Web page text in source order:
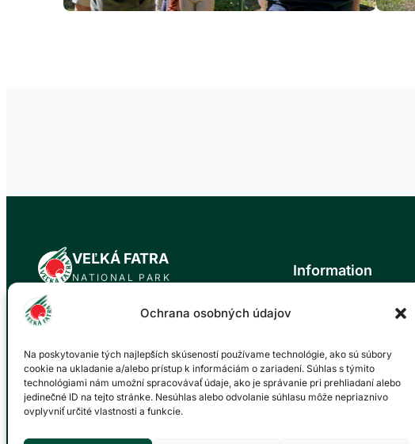
Ochrana osobných údajov
Na poskytovanie tých najlepších skúseností používame technológie, ako sú súbory
cookie na ukladanie a/alebo prístup k informáciám o zariadení. Súhlas s týmito
technológiami nám umožní spracovávať údaje, ako je správanie pri prehliadaní alebo
jedinečné ID na tejto stránke. Nesúhlas alebo odvolanie súhlasu môže nepriaznivo
ovplyvniť určité vlastnosti a funkcie.
VEĽKÁ FATRA
NATIONAL PARK
Official website of the Veľká Fatra National
values and biodiversity of this unique area
for future generations.
Information
Events calendar
Gallery
Environmental education